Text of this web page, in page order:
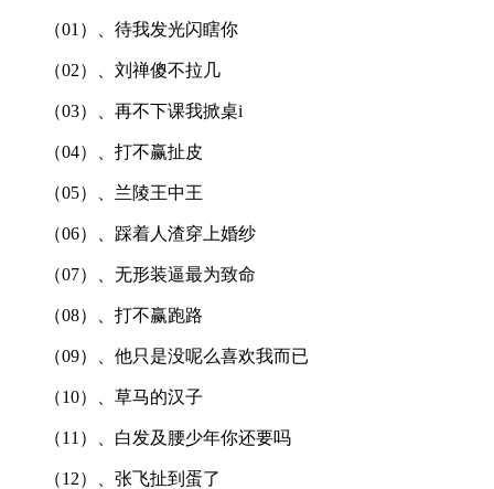
（01）、待我发光闪瞎你
（02）、刘禅傻不拉几
（03）、再不下课我掀桌i
（04）、打不赢扯皮
（05）、兰陵王中王
（06）、踩着人渣穿上婚纱
（07）、无形装逼最为致命
（08）、打不赢跑路
（09）、他只是没呢么喜欢我而已
（10）、草马的汉子
（11）、白发及腰少年你还要吗
（12）、张飞扯到蛋了